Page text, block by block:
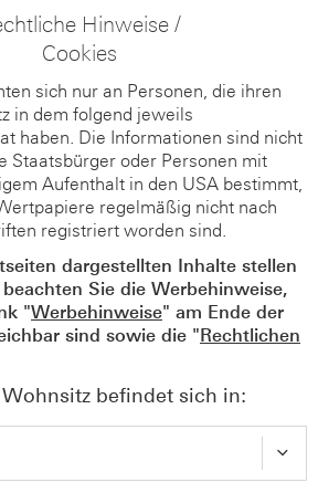
Hinweise /
Cookies
sich nur an Personen, die ihren
in dem folgend jeweils
haben. Die Informationen sind nicht
Staatsbürger oder Personen mit
Aufenthalt in den USA bestimmt,
regelmäßig nicht nach
registriert worden sind.
dargestellten Inhalte stellen
Sie die Werbehinweise,
"Werbehinweise" am Ende der
sind sowie die "Rechtlichen
befindet sich in: